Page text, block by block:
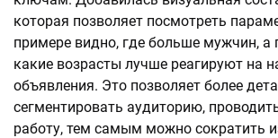
которая позволяет посмотреть
примере видно, где больше мужчин, а
какие возрасты лучше реагируют на
объявления. Это позволяет более
сегментировать аудиторию,
работу, тем самым можно сократить